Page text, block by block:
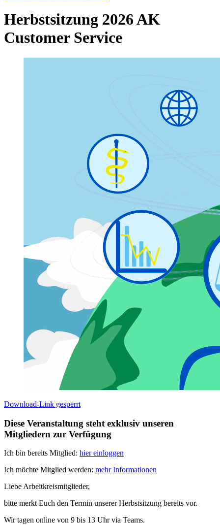
Herbstsitzung 2026 AK
Customer Service
Download-Link gesperrt
Diese Veranstaltung steht exklusiv unseren
Mitgliedern zur Verfügung
Ich bin bereits Mitglied: hier einloggen
Ich möchte Mitglied werden: mehr Informationen
Liebe Arbeitkreismitglieder,
bitte merkt Euch den Termin unserer Herbstsitzung bereits vor.
Wir tagen online von 9 bis 13 Uhr via Teams.